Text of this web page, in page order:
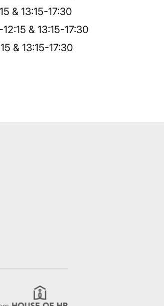
&13:15-17:30
-12:15 &13:15-17:30
&13:15-17:30